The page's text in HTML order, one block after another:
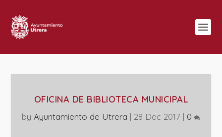
OFICINA DE BIBLIOTECA MUNICIPAL
by Ayuntamiento de Utrera | 28 Dec 2017 | 0